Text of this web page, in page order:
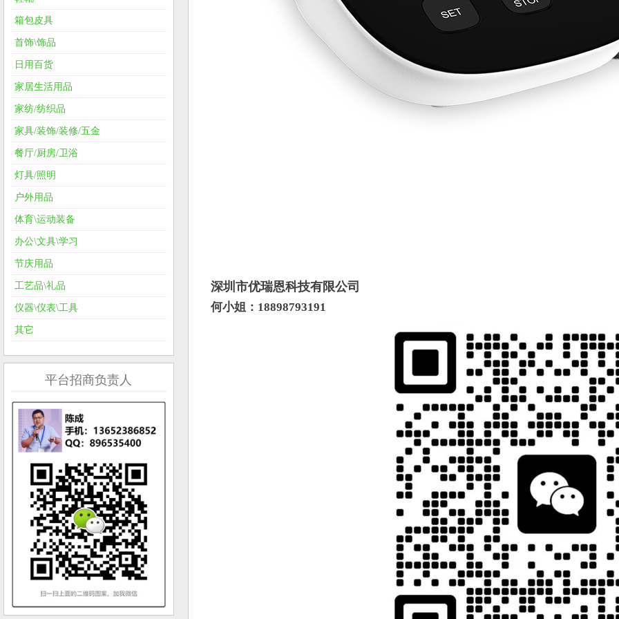
深圳市优瑞恩科技有限公司
何小姐：18898793191
箱包皮具
首饰\饰品
日用百货
家居生活用品
家纺/纺织品
家具/装饰/装修/五金
餐厅/厨房/卫浴
灯具/照明
户外用品
体育\运动装备
办公\文具\学习
节庆用品
工艺品\礼品
仪器\仪表\工具
其它
平台招商负责人